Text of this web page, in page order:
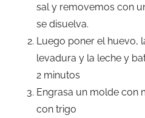
sal y removemos con
se disuelva.
Luego poner el huevo,
levadura y la leche y
2 minutos
Engrasa un molde con
con trigo